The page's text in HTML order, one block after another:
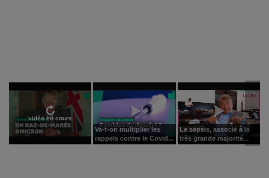
vidéo en cours
Va-t-on multiplier les
rappels contre le Covid...
Le sepsis, associé à la
très grande majorité...